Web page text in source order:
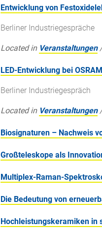
Entwicklung von
Berliner Industriegespräche
Located in Veranstaltungen
LED-Entwicklung bei OSRAM
Berliner Industriegespräch
Located in Veranstaltungen
Biosignaturen – Nachweis
Großteleskope als
Multiplex-Raman-
Die Bedeutung von
Hochleistungskeramiken in